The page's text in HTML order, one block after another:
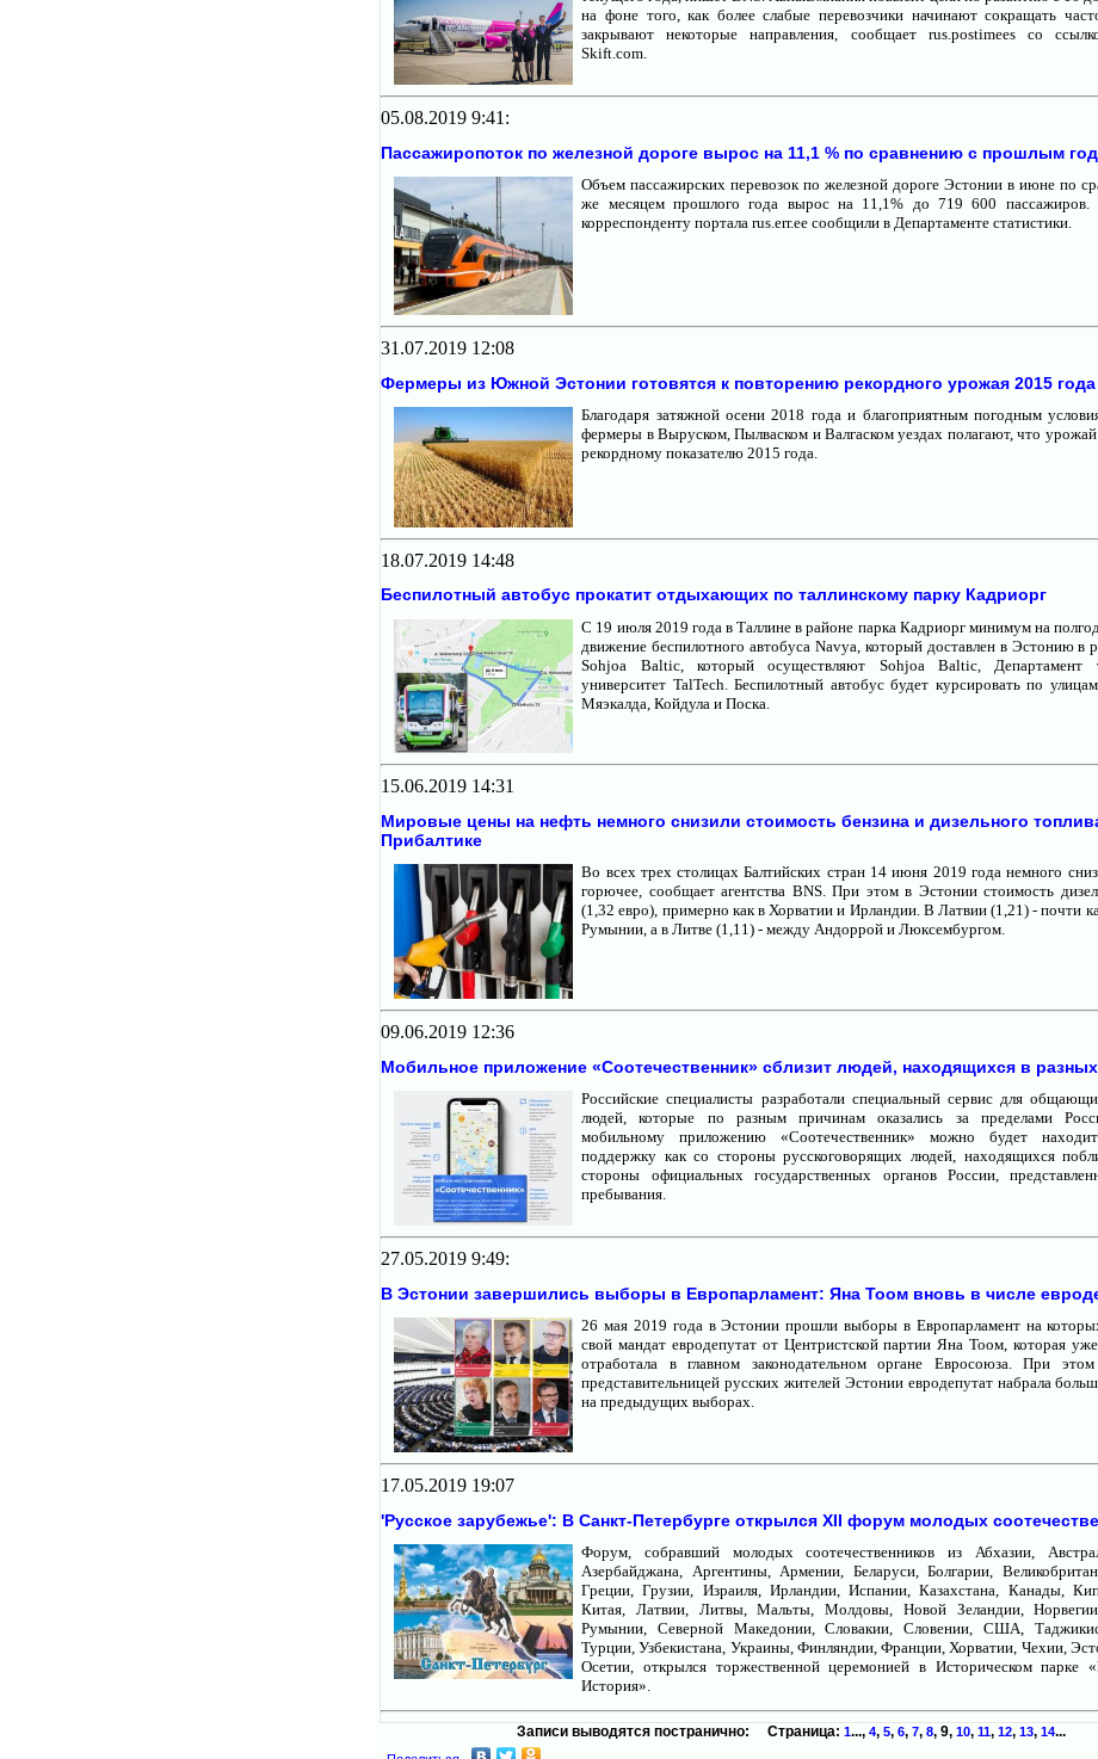
на фоне того, как более слабые перевозчики начинают сокращать
закрывают некоторые направления, сообщает rus.postimees со
Skift.com.
05.08.2019 9:41:
Пассажиропоток по железной дороге вырос на 11,1 % по сравнению с прошлым
Объем пассажирских перевозок по железной дороге Эстонии в июне по
же месяцем прошлого года вырос на 11,1% до 719 600 пассажиров.
корреспонденту портала rus.err.ee сообщили в Департаменте статистики.
31.07.2019 12:08
Фермеры из Южной Эстонии готовятся к повторению рекордного урожая 2015 года
Благодаря затяжной осени 2018 года и благоприятным погодным
фермеры в Выруском, Пылваском и Валгаском уездах полагают, что урожай
рекордному показателю 2015 года.
18.07.2019 14:48
Беспилотный автобус прокатит отдыхающих по таллинскому парку Кадриорг
С 19 июля 2019 года в Таллине в районе парка Кадриорг минимум на
движение беспилотного автобуса Navya, который доставлен в Эстонию в
Sohjoa Baltic, который осуществляют Sohjoa Baltic, Департамент
университет TalTech. Беспилотный автобус будет курсировать по
Мяэкалда, Койдула и Поска.
15.06.2019 14:31
Мировые цены на нефть немного снизили стоимость бензина и дизельного
Прибалтике
Во всех трех столицах Балтийских стран 14 июня 2019 года немного
горючее, сообщает агентства BNS. При этом в Эстонии стоимость
(1,32 евро), примерно как в Хорватии и Ирландии. В Латвии (1,21) - почти
Румынии, а в Литве (1,11) - между Андоррой и Люксембургом.
09.06.2019 12:36
Мобильное приложение «Соотечественник» сблизит людей, находящихся в разных
Российские специалисты разработали специальный сервис для
людей, которые по разным причинам оказались за пределами
мобильному приложению «Соотечественник» можно будет
поддержку как со стороны русскоговорящих людей, находящихся
стороны официальных государственных органов России,
пребывания.
27.05.2019 9:49:
В Эстонии завершились выборы в Европарламент: Яна Тоом вновь в числе
26 мая 2019 года в Эстонии прошли выборы в Европарламент на
свой мандат евродепутат от Центристской партии Яна Тоом, которая
отработала в главном законодательном органе Евросоюза. При
представительницей русских жителей Эстонии евродепутат набрала
на предыдущих выборах.
17.05.2019 19:07
'Русское зарубежье': В Санкт-Петербурге открылся XII форум молодых
Форум, собравший молодых соотечественников из Абхазии,
Азербайджана, Аргентины, Армении, Беларуси, Болгарии,
Греции, Грузии, Израиля, Ирландии, Испании, Казахстана, Канады,
Китая, Латвии, Литвы, Мальты, Молдовы, Новой Зеландии,
Румынии, Северной Македонии, Словакии, Словении, США,
Турции, Узбекистана, Украины, Финляндии, Франции, Хорватии, Чехии,
Осетии, открылся торжественной церемонией в Историческом парке
История».
Записи выводятся постранично: Страница: 1..., 4, 5, 6, 7, 8, 9, 10, 11, 12, 13, 14...